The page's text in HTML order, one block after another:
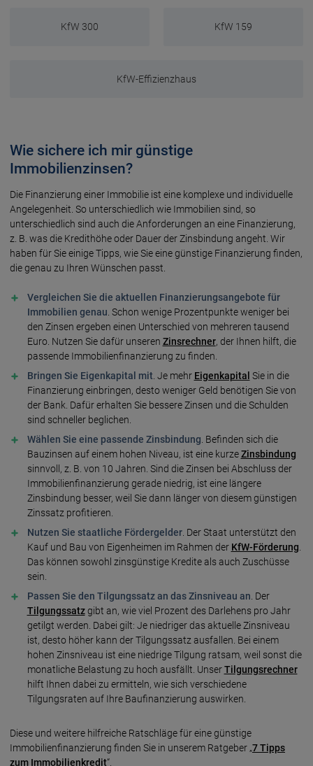
KfW 300 KfW 159
KfW-Effizienzhaus
Wie sichere ich mir günstige
Immobilienzinsen?
Die Finanzierung einer Immobilie ist eine komplexe und individuelle
Angelegenheit. So unterschiedlich wie Immobilien sind, so
unterschiedlich sind auch die Anforderungen an eine Finanzierung,
z. B. was die Kredithöhe oder Dauer der Zinsbindung angeht. Wir
haben für Sie einige Tipps, wie Sie eine günstige Finanzierung finden,
die genau zu Ihren Wünschen passt.
Vergleichen Sie die aktuellen Finanzierungsangebote für
Immobilien genau . Schon wenige Prozentpunkte weniger bei
den Zinsen ergeben einen Unterschied von mehreren tausend
Euro. Nutzen Sie dafür unseren Zinsrechner, der Ihnen hilft, die
passende Immobilienfinanzierung zu finden.
Bringen Sie Eigenkapital mit . Je mehr Eigenkapital Sie in die
Finanzierung einbringen, desto weniger Geld benötigen Sie von
der Bank. Dafür erhalten Sie bessere Zinsen und die Schulden
sind schneller beglichen.
Wählen Sie eine passende Zinsbindung . Befinden sich die
Bauzinsen auf einem hohen Niveau, ist eine kurzeZinsbindung
sinnvoll, z. B. von 10 Jahren. Sind die Zinsen bei Abschluss der
Immobilienfinanzierung gerade niedrig, ist eine längere
Zinsbindung besser, weil Sie dann länger von diesem günstigen
Zinssatz profitieren.
Nutzen Sie staatliche Fördergelder. Der Staat unterstützt den
Kauf und Bau von Eigenheimen im Rahmen der KfW-Förderung
Das können sowohl zinsgünstige Kredite als auch Zuschüsse
sein.
Passen Sie den Tilgungssatz an das Zinsniveau an . Der
Tilgungssatzgibt an, wie viel Prozent des Darlehens pro Jahr
getilgt werden. Dabei gilt: Je niedriger das aktuelle Zinsniveau
ist, desto höher kann der Tilgungssatz ausfallen. Bei einem
hohen Zinsniveau ist eine niedrige Tilgung ratsam, weil sonst die
monatliche Belastung zu hoch ausfällt. UnserTilgungsrechner
hilft Ihnen dabei zu ermitteln, wie sich verschiedene
Tilgungsraten auf Ihre Baufinanzierung auswirken.
Diese und weitere hilfreiche Ratschläge für eine günstige
Immobilienfinanzierung finden Sie in unserem Ratgeber „7 Tipps
zum Immobilienkredit“.